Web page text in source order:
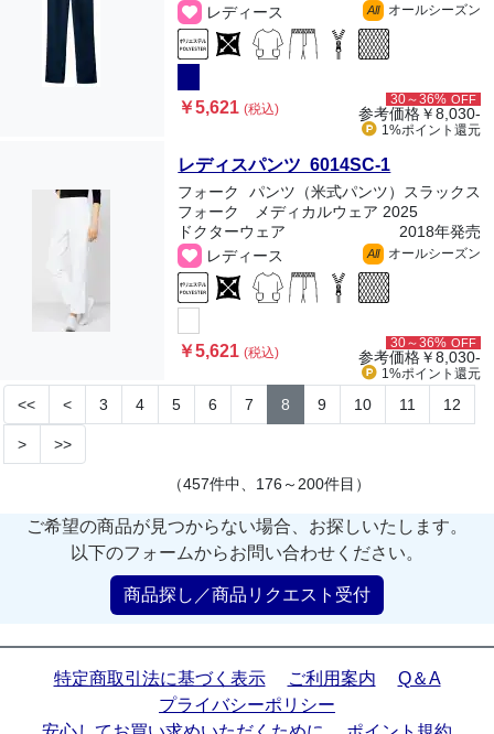
レディース
All オールシーズン
￥5,621(税込)
30～36% OFF
参考価格￥8,030-
1%ポイント 還元
レディスパンツ 6014SC-1
フォーク
パンツ（米式パンツ）スラックス
フォーク メディカルウェア 2025
ドクターウェア
2018年発売
レディース
All オールシーズン
￥5,621(税込)
30～36% OFF
参考価格￥8,030-
1%ポイント 還元
<< < 3 4 5 6 7 8 9 10 11 12
> >>
（457件中、176～200件目）
ご希望の商品が見つからない場合、お探しいたします。
以下のフォームからお問い合わせください。
商品探し／商品リクエスト受付
特定商取引法に基づく表示 ご利用案内
Q＆A
プライバシーポリシー